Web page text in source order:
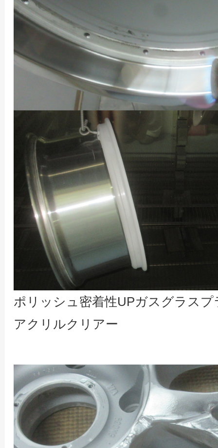
ポリッシュ密着性UPガスグラス
アクリルクリアー